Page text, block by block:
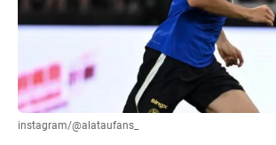
instagram/@alataufans_